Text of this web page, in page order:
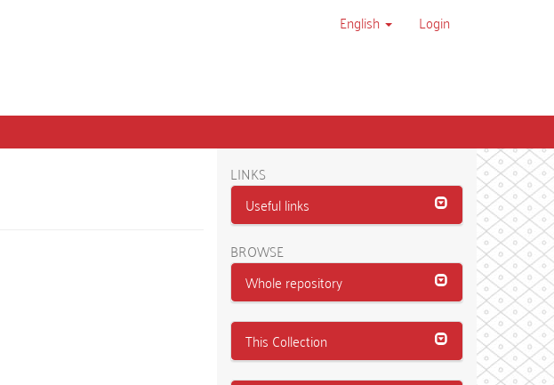
English Login
LINKS
Useful links
BROWSE
Whole repository
This Collection